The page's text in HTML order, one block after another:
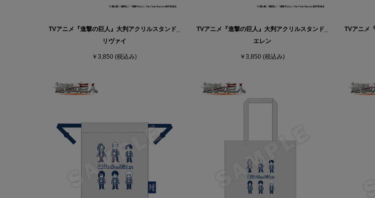
TVアニメ『進撃の巨人』大判アクリルスタンド_
リヴァイ
￥3,850(税込み)
TVアニメ『進撃の巨人』大判アクリルスタンド_
エレン
￥3,850(税込み)
TVアニメ